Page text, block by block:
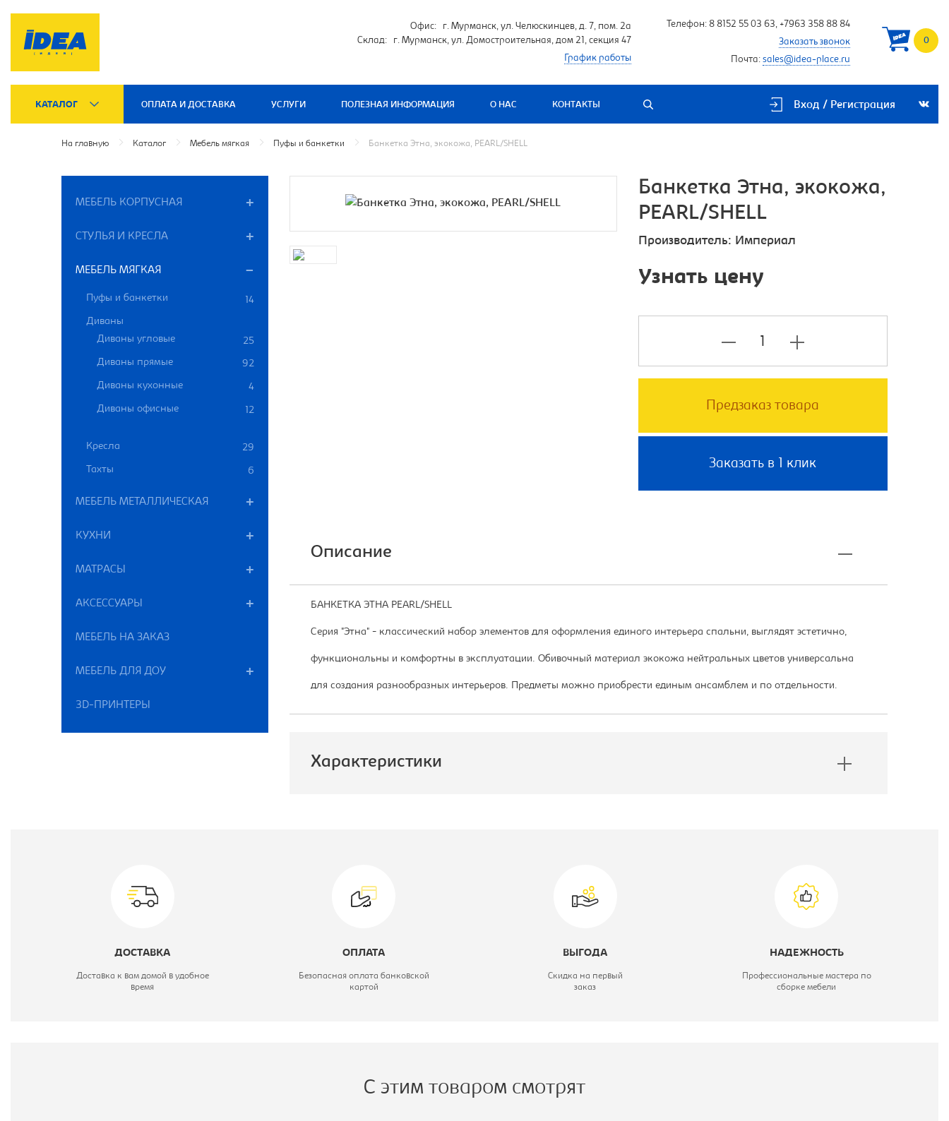
Офис: г. Мурманск, ул. Челюскинцев, д. 7, пом. 2а
Склад: г. Мурманск, ул. Домостроительная, дом 21, секция 47
График работы
Телефон: 8 8152 55 03 63, +7963 358 88 84
Заказать звонок
Почта: sales@idea-place.ru
0
КАТАЛОГ ОПЛАТА И ДОСТАВКА УСЛУГИ ПОЛЕЗНАЯ ИНФОРМАЦИЯ О НАС КОНТАКТЫ Вход / Регистрация
На главную Каталог Мебель мягкая Пуфы и банкетки Банкетка Этна, экокожа, PEARL/SHELL
МЕБЕЛЬ КОРПУСНАЯ
СТУЛЬЯ И КРЕСЛА
МЕБЕЛЬ МЯГКАЯ
Пуфы и банкетки
14
Диваны
Диваны угловые
25
Диваны прямые
92
Диваны кухонные 4
Диваны офисные 12
Кресла 29
Тахты 6
МЕБЕЛЬ МЕТАЛЛИЧЕСКАЯ
КУХНИ
МАТРАСЫ
АКСЕССУАРЫ
МЕБЕЛЬ НА ЗАКАЗ
МЕБЕЛЬ ДЛЯ ДОУ
3D-ПРИНТЕРЫ
Банкетка Этна, экокожа,
PEARL/SHELL
Производитель: Империал
Узнать цену
Предзаказ товара
Заказать в 1 клик
Описание
БАНКЕТКА ЭТНА PEARL/SHELL
Серия "Этна" - классический набор элементов для оформления единого интерьера спальни, выглядят эстетично,
функциональны и комфортны в эксплуатации. Обивочный материал экокожа нейтральных цветов универсальна
для создания разнообразных интерьеров. Предметы можно приобрести единым ансамблем и по отдельности.
Характеристики
Вид пуфа/банкетка:
ДОСТАВКА
Доставка к вам домой в удобное
время
ОПЛАТА
Безопасная оплата банковской
картой
ВЫГОДА
Скидка на первый
заказ
НАДЕЖНОСТЬ
Профессиональные мастера по
сборке мебели
С этим товаром смотрят